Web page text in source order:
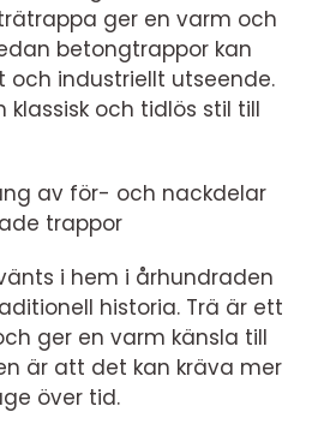
ger en varm och
betongtrappor kan
och industriellt utseende.
klassisk och tidlös stil till
av för- och nackdelar
trappor
i hem i århundraden
historia. Trä är ett
ger en varm känsla till
är att det kan kräva mer
över tid.